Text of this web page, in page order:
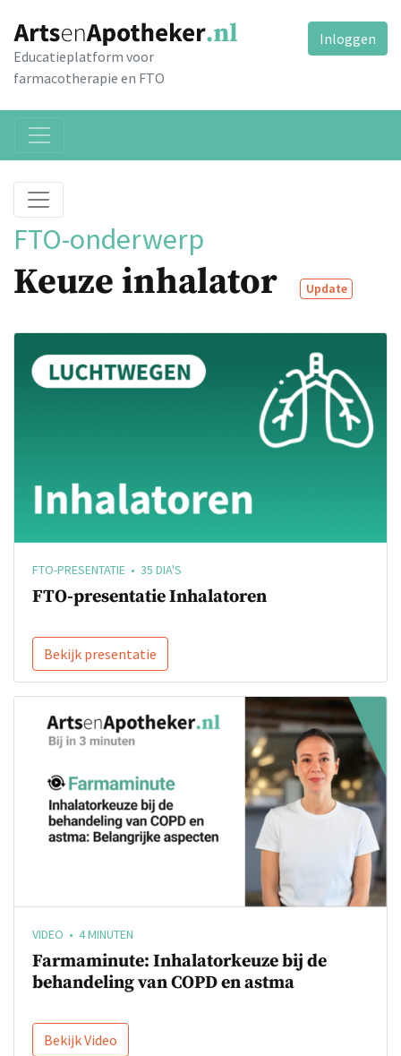
Educatieplatform voor
farmacotherapie en FTO
Inloggen
FTO-onderwerp
Keuze inhalator Update
FTO-PRESENTATIE • 35 DIA'S
FTO-presentatie Inhalatoren
Bekijk presentatie
VIDEO • 4 MINUTEN
Farmaminute: Inhalatorkeuze bij de
behandeling van COPD en astma
Bekijk Video